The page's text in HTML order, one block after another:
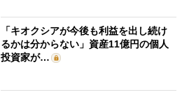
「キオクシアが今後も利益を出し続け
るかは分からない」資産11億円の個人
投資家が…